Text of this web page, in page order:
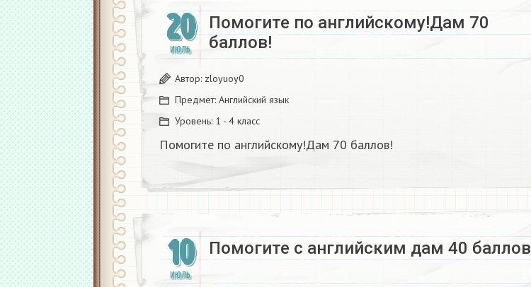
20
ИЮЛЬ
Помогите по английскому!Дам 70
баллов!
Автор: zloyuoy0
Предмет: Английский язык
Уровень: 1 - 4 класс
Помогите по английскому!Дам 70 баллов!
10
ИЮЛЬ
Помогите с английским дам 40 баллов